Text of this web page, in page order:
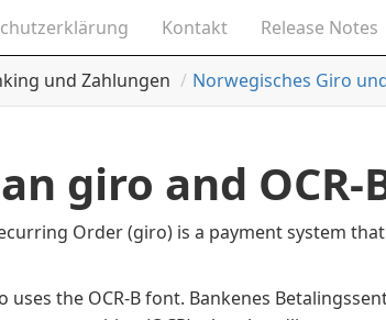
Kontakt Release Notes
und Zahlungen Norwegisches Giro
giro and OCR-
Order (giro) is a payment system
uses the OCR-B font. Bankenes